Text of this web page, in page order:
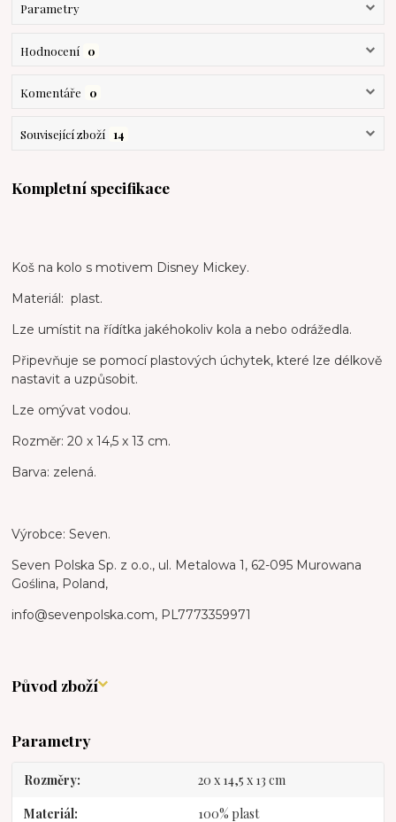
Parametry
Hodnocení 0
Komentáře 0
Související zboží 14
Kompletní specifikace
Koš na kolo s motivem Disney Mickey.
Materiál: plast.
Lze umístit na řídítka jakéhokoliv kola a nebo odrážedla.
Připevňuje se pomocí plastových úchytek, které lze délkově
nastavit a uzpůsobit.
Lze omývat vodou.
Rozměr: 20 x 14,5 x 13 cm.
Barva: zelená.
Výrobce: Seven.
Seven Polska Sp. z o.o., ul. Metalowa 1, 62-095 Murowana
Goślina, Poland,
info@sevenpolska.com, PL7773359971
Původ zboží
Parametry
Rozměry 20 x 14,5 x 13 cm
Materiál 100% plast